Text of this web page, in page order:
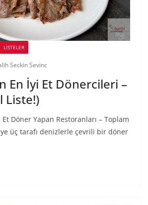
LİSTELER
Seckin Sevinc
En İyi Et Dönercileri –
Liste!)
Döner Yapan Restoranları – Toplam
üç tarafı denizlerle çevrili bir döner